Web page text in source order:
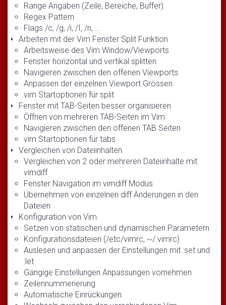
Range Angaben (Zeile, Bereiche, Buffer)
Regex Pattern
Flags /c, /g, /i, /I, /n, ...
Arbeiten mit der Vim Fenster Split Funktion
Arbeitsweise des Vim Window/Viewports
Fenster horizontal und vertikal splitten
Navigieren zwischen den offenen Viewports
Anpassen der einzelnen Viewport Grössen
vim Startoptionen für split
Fenster mit TAB-Seiten besser organisieren
Öffnen von mehreren TAB-Seiten im Vim
Navigieren zwischen den offenen TAB Seiten
vim Startoptionen für tabs
Vergleichen von Dateiinhalten
Vergleichen von 2 oder mehreren Dateiinhalte mit
vimdiff
Fenster Navigation im vimdiff Modus
Übernehmen von einzelnen diff Änderungen in den
Dateien
Konfiguration von Vim
Setzen von statischen und dynamischen Parametern
Konfigurationsdateien (/etc/vimrc, ~/.vimrc)
Auslesen und anpassen der Einstellungen mit :set und
:let
Gängige Einstellungen Anpassungen vornehmen
Zeilennummerierung
Automatische Einrückungen